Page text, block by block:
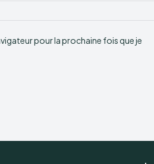
pour la prochaine fois que je